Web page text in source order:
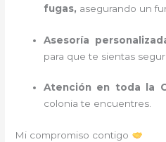
fugas, asegurando un
Asesoría
para que te sientas
Atención en toda la
colonia te encuentres.
Mi compromiso contigo